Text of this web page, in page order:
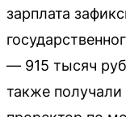
зарплата
— 915 тысяч
также